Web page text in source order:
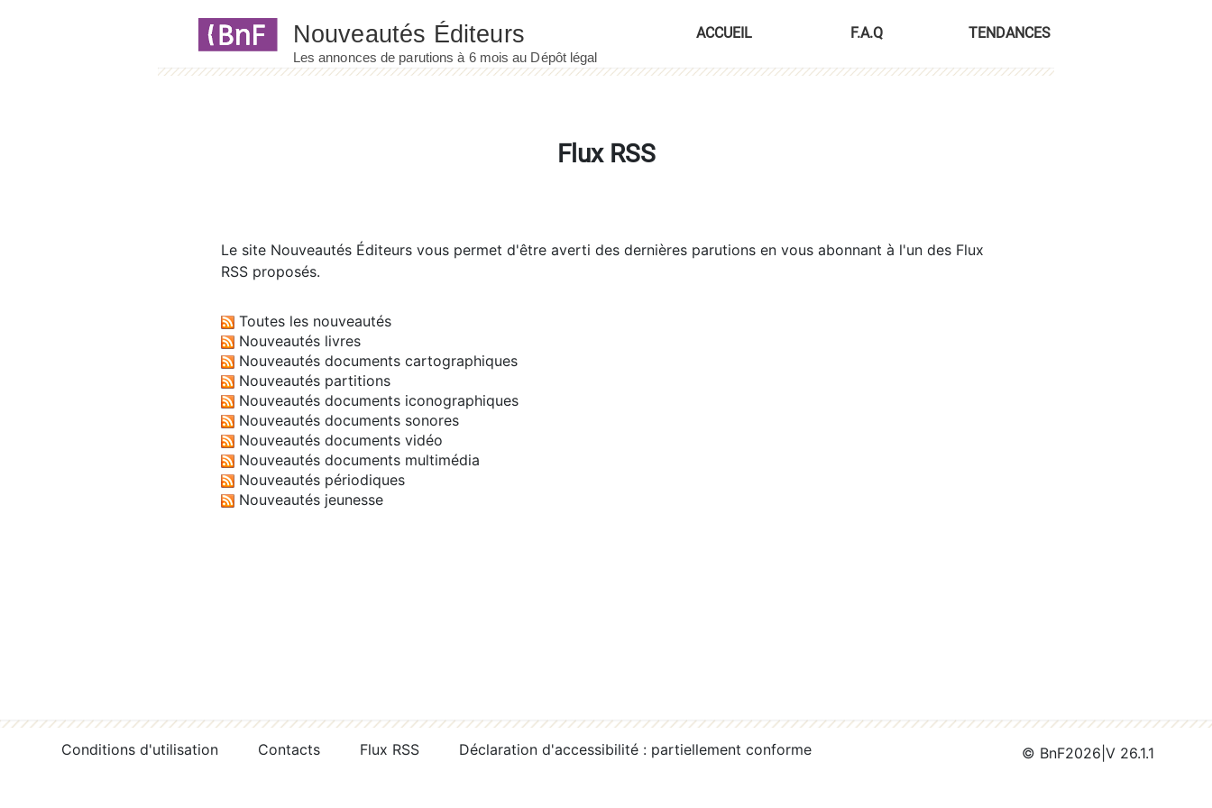
ACCUEIL F.A.Q TENDANCES
Flux RSS
Le site Nouveautés Éditeurs vous permet d'être averti des dernières parutions en vous abonnant à l'un des Flux
RSS proposés.
Toutes les nouveautés
Nouveautés livres
Nouveautés documents cartographiques
Nouveautés partitions
Nouveautés documents iconographiques
Nouveautés documents sonores
Nouveautés documents vidéo
Nouveautés documents multimédia
Nouveautés périodiques
Nouveautés jeunesse
Conditions d'utilisation Contacts Flux RSS Déclaration d'accessibilité : partiellement conforme © BnF2026 V 26.1.1